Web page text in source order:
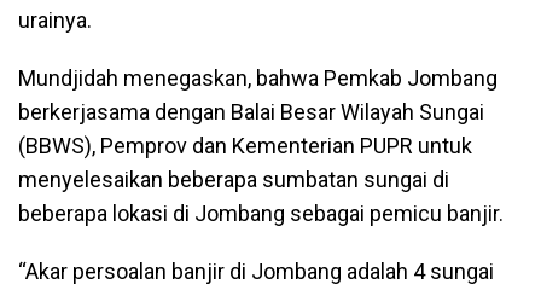
urainya.
Mundjidah menegaskan, bahwa Pemkab Jombang
berkerjasama dengan Balai Besar Wilayah Sungai
(BBWS), Pemprov dan Kementerian PUPR untuk
menyelesaikan beberapa sumbatan sungai di
beberapa lokasi di Jombang sebagai pemicu banjir.
“Akar persoalan banjir di Jombang adalah 4 sungai